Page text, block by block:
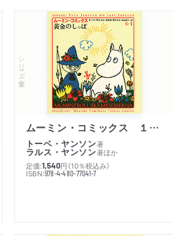
シリーズ・全集
ムーミン・コミックス １ 黄金のしっぽ
トーベ・ヤンソン著
ラルス・ヤンソン著ほか
定価:1,540円 （10％税込み）
ISBN:978-4-480-77041-7